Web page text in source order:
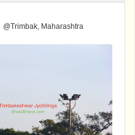
@Trimbak, Maharashtra